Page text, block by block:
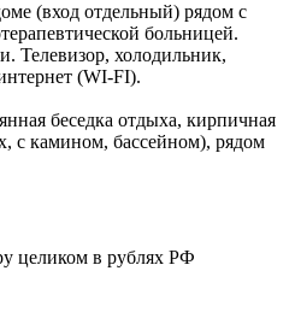
(вход отдельный) рядом с
больницей.
Телевизор, холодильник,
(WI-FI).
беседка отдыха, кирпичная
с камином, бассейном), рядом
целиком в рублях РФ